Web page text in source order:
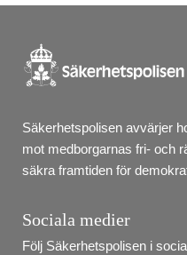
Säkerhetspolisen avvärjer
mot medborgarnas fri- och
säkra framtiden för
Sociala medier
Följ Säkerhetspolisen i